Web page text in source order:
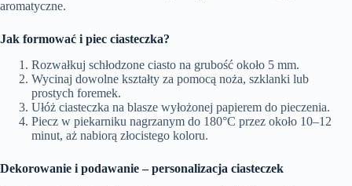
aromatyczne.
Jak formować i piec ciasteczka?
Rozwałkuj schłodzone ciasto na grubość około 5 mm.
Wycinaj dowolne kształty za pomocą noża, szklanki lub
prostych foremek.
Ułóż ciasteczka na blasze wyłożonej papierem do pieczenia.
Piecz w piekarniku nagrzanym do 180°C przez około 10–12
minut, aż nabiorą złocistego koloru.
Dekorowanie i podawanie – personalizacja ciasteczek